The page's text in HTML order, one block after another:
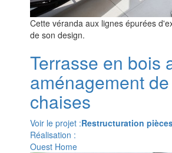
Cette véranda aux lignes épurées
de son design.
Terrasse en bois
aménagement
chaises
Voir le projet :Restructuration
Réalisation :
Ouest Home